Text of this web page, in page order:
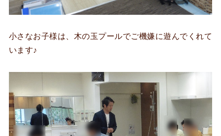
小さなお子様は、木の玉プールでご機嫌に遊んでくれて
います♪